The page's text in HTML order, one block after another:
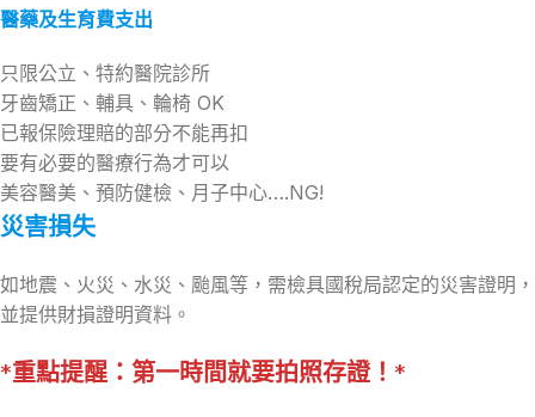
醫藥及生育費支出
只限公立、特約醫院診所
牙齒矯正、輔具、輪椅 OK
已報保險理賠的部分不能再扣
要有必要的醫療行為才可以
美容醫美、預防健檢、月子中心….NG!
災害損失
如地震、火災、水災、颱風等，需檢具國稅局認定的災害證明，
並提供財損證明資料。
*重點提醒：第一時間就要拍照存證！ *